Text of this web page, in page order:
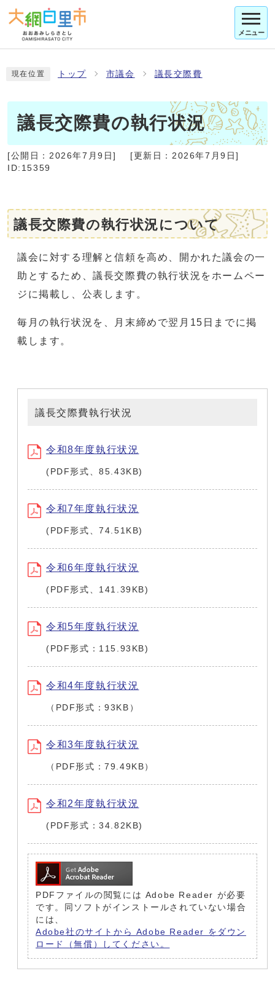
メニュー
現在位置 トップ 市議会 議長交際費
議長交際費の執行状況
[公開日： 2026年7月9日] [更新日： 2026年7月9日]
ID:15359
議長交際費の執行状況について
議会に対する理解と信頼を高め、開かれた議会の一
助とするため、議長交際費の執行状況をホームペー
ジに掲載し、公表します。
毎月の執行状況を、月末締めで翌月15日までに掲
載します。
議長交際費執行状況
令和8年度執行状況
(PDF形式、85.43KB)
令和7年度執行状況
(PDF形式、74.51KB)
令和6年度執行状況
(PDF形式、141.39KB)
令和5年度執行状況
(PDF形式：115.93KB)
令和4年度執行状況
（PDF形式：93KB）
令和3年度執行状況
（PDF形式：79.49KB）
令和2年度執行状況
(PDF形式：34.82KB)
PDFファイルの閲覧には Adobe Reader が必要
です。同ソフトがインストールされていない場合
には、
Adobe社のサイトから Adobe Reader をダウン
ロード（無償）してください。